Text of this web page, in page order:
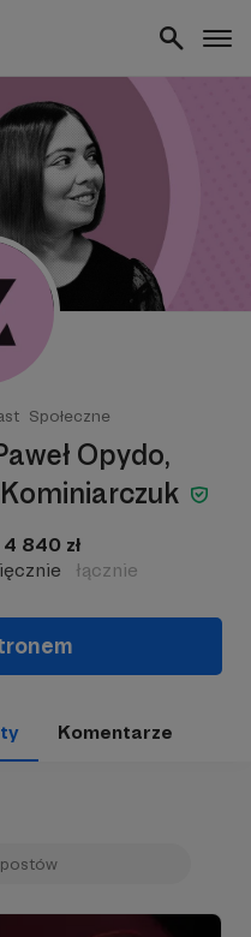
Społeczne
Opydo,
4 840 zł
łącznie
Komentarze